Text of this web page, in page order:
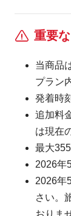
重要
当商品
プラン
発着時
追加料
は現在
最大
2026年
2026年
さい。